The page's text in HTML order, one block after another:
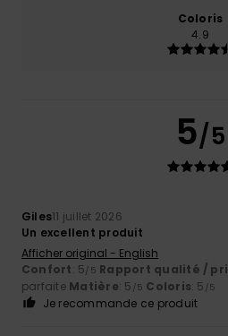
Coloris
4.9
5/5
Giles11 juillet 2026
Un excellent produit
Afficher original - English
Confort: 5/5 Rapport qualité /
parfaite Matière: 5 /5 Coloris: 5 /5
Je recommande ce produit